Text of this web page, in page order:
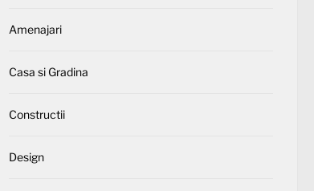
Amenajari
Casa si Gradina
Constructii
Design